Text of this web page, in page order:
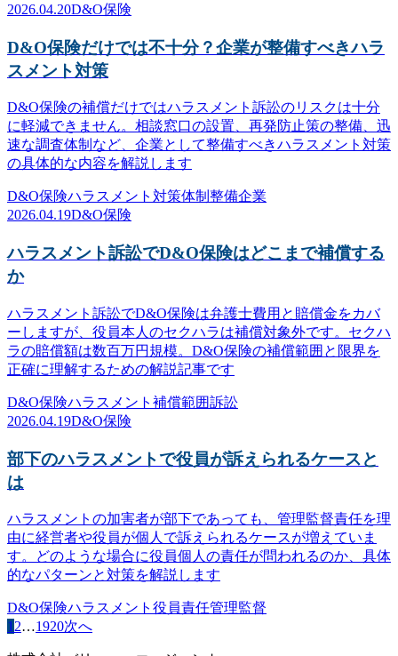
2026.04.20D&O保険
D&O保険だけでは不十分？企業が整備すべきハラ
スメント対策
D&O保険の補償だけではハラスメント訴訟のリスクは十分
に軽減できません。相談窓口の設置、再発防止策の整備、迅
速な調査体制など、企業として整備すべきハラスメント対策
の具体的な内容を解説します
D&O保険ハラスメント対策体制整備企業
2026.04.19D&O保険
ハラスメント訴訟でD&O保険はどこまで補償する
か
ハラスメント訴訟でD&O保険は弁護士費用と賠償金をカバ
ーしますが、役員本人のセクハラは補償対象外です。セクハ
ラの賠償額は数百万円規模。D&O保険の補償範囲と限界を
正確に理解するための解説記事です
D&O保険ハラスメント 補償範囲訴訟
2026.04.19D&O保険
部下のハラスメントで役員が訴えられるケースと
は
ハラスメントの加害者が部下であっても、管理監督責任を理
由に経営者や役員が個人で訴えられるケースが増えていま
す。どのような場合に役員個人の責任が問われるのか、具体
的なパターンと対策を解説します
D&O保険ハラスメント 役員責任管理監督
1 2…1920次へ